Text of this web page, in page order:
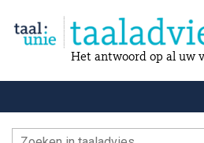
Het antwoord op al uw